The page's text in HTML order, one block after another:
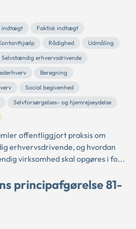
indtægt
Faktisk indtægt
Rådighed
Udmåling
Selvstændig erhvervsdrivende
Beregning
Social begivenhed
Selvforsørgelses- og hjemrejseydelse
offentliggjort praksis om
erhvervsdrivende, og hvordan
virksomhed skal opgøres i fo...
principafgørelse 81-